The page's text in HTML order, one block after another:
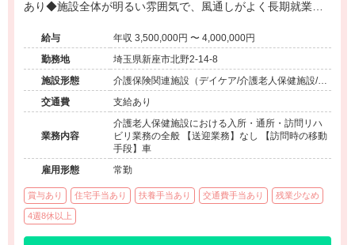
あり◆施設全体が明るい雰囲気で、風通しがよく長期就業が
給与
年収 3,500,000円 〜 4,000,000円
勤務地
埼玉県新座市北野2-14-8
施設形態
介護保険関連施設（デイケア/介護老人保健施設/訪
問看護・リハ）
交通費 支給あり
業務内容
介護老人保健施設における入所・通所・訪問リハ
ビリ業務の全般 【送迎業務】なし 【訪問時の移動
手段】車
雇用形態
常勤
賞与あり 住宅手当あり 扶養手当あり 交通費手当あり 残業少なめ
4週8休以上